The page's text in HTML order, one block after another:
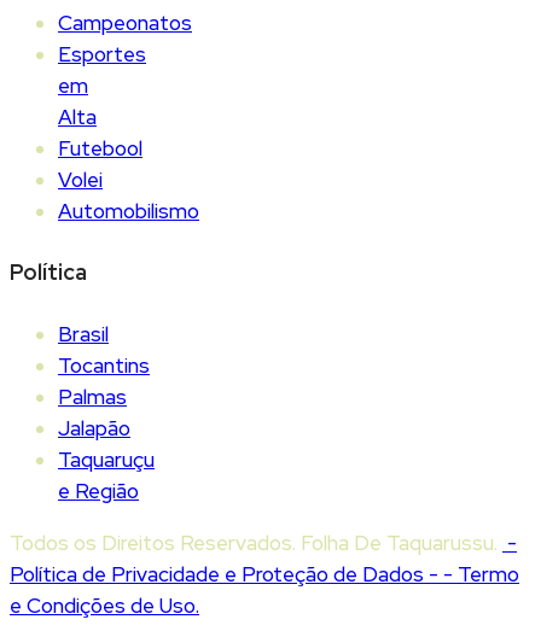
Campeonatos
Esportes
em
Alta
Futebool
Volei
Automobilismo
Política
Brasil
Tocantins
Palmas
Jalapão
Taquaruçu
e Região
Todos os Direitos Reservados. Folha De Taquarussu. -
Política de Privacidade e Proteção de Dados - - Termo
e Condições de Uso.